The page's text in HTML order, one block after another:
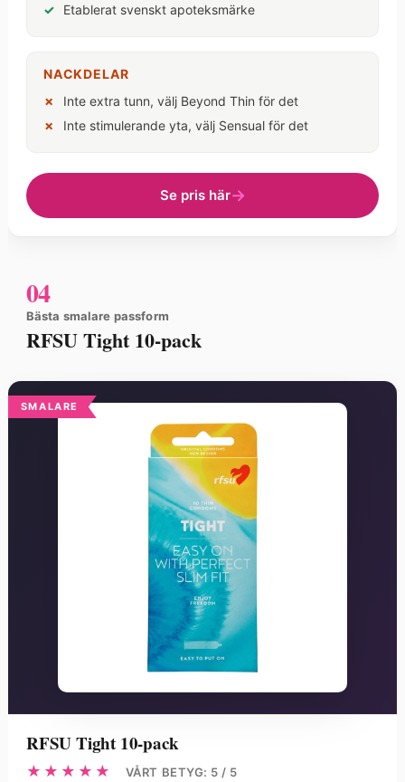
Etablerat svenskt apoteksmärke
NACKDELAR
Inte extra tunn, välj Beyond Thin för det
Inte stimulerande yta, välj Sensual för det
Se pris här
04
Bästa smalare passform
RFSU Tight 10-pack
SMALARE
RFSU Tight 10-pack
★★★★★ VÅRT BETYG: 5 / 5